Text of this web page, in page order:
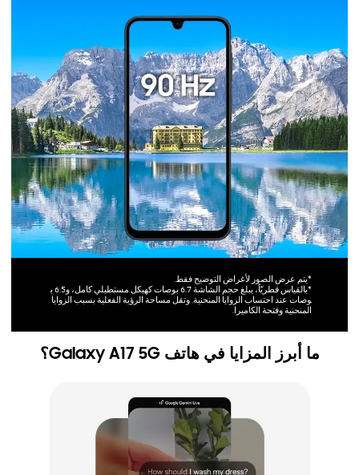
*يتم عرض الصور لأغراض التوضيح فقط.
*بالقياس قطريّاً، يبلغ حجم الشاشة ‏6.7 بوصات كهيكل مستطيلي كامل، و6.5 ب
وصات عند احتساب الزوايا المنحنية. وتقل مساحة الرؤية الفعلية بسبب الزوايا
المنحنية وفتحة الكاميرا.
ما أبرز المزايا في هاتف Galaxy A17 5G؟